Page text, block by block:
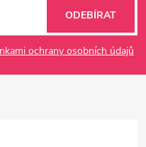
ochrany osobních údajů
ODEBÍRAT